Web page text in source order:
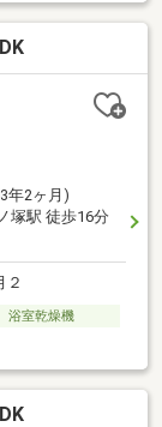
約より受付）
イフプランシ
が可能となっ
も可能です。
年2ヶ月)
塚駅 徒歩16分
２
浴室乾燥機